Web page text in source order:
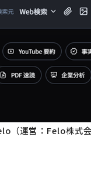
（運営：Felo株式